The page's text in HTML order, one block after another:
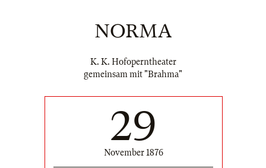
NORMA
K. K. Hofoperntheater
gemeinsam mit "Brahma"
29
November 1876